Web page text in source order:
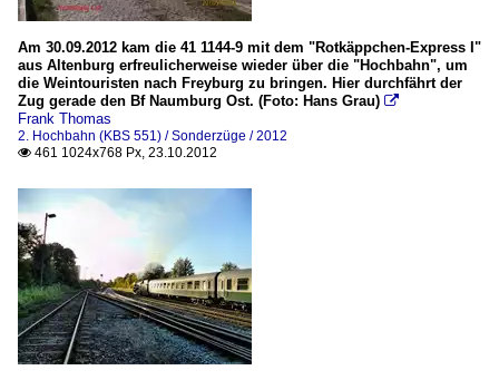
Am 30.09.2012 kam die 41 1144-9 mit dem "Rotkäppchen-Express I"
aus Altenburg erfreulicherweise wieder über die "Hochbahn", um
die Weintouristen nach Freyburg zu bringen. Hier durchfährt der
Zug gerade den Bf Naumburg Ost. (Foto: Hans Grau) 
Frank Thomas
2. Hochbahn (KBS 551) / Sonderzüge / 2012
 461 1024x768 Px, 23.10.2012